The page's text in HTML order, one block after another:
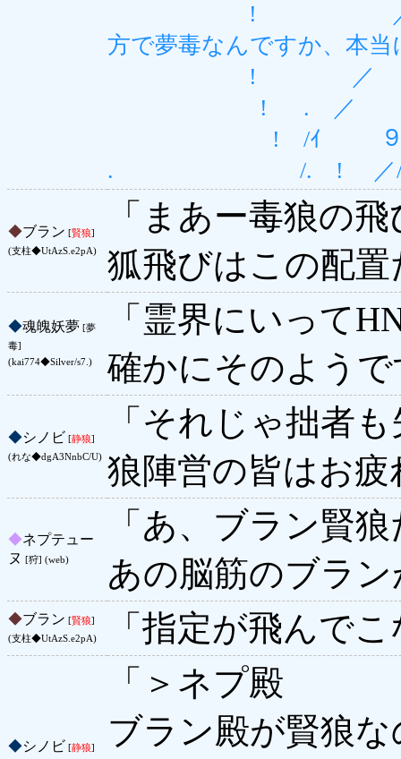
! ／ i
方で夢毒なんですか、本
! ／ /
! . ／
! /ｲ ９
. /. ! ／/ ＼ /
◆ブラン [賢狼]
(支柱◆UtAzS.e2pA)
「まあー毒狼の
狐飛びはこの配
◆魂魄妖夢 [夢
毒]
(kai774◆Silver/s7.)
「霊界にいって
確かにそのよう
◆シノビ [静狼]
(れな◆dgA3NnbC/U)
「それじゃ拙者
狼陣営の皆はお
◆ネプテュー
ヌ
[狩] (web)
「あ、ブラン賢
あの脳筋のブラ
◆ブラン [賢狼]
(支柱◆UtAzS.e2pA)
「指定が飛んで
◆シノビ [静狼]
「＞ネプ殿
ブラン殿が賢狼